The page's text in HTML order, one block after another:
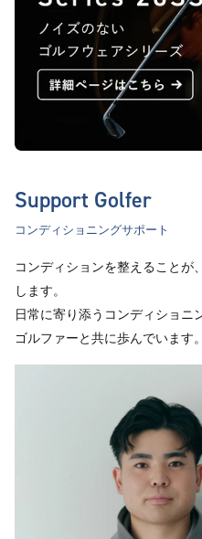
Support Golfer
コンディショニングサポート
コンディションを整えることが
します。
日常に寄り添うコンディショニ
ゴルファーと共に歩んでいます。